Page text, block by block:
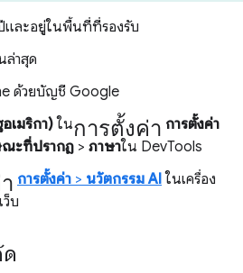
และอยู่ในพื้นที่ที่รองรับ
ล่าสุด
ด้วยบัญชี Google
เมริกา) ในการตั้งค่า การตั้งค่า
ะที่ปรากฏ > ภาษาใน DevTools
การตั้งค่า > นวัตกรรม AI ในเครื่อง
บ